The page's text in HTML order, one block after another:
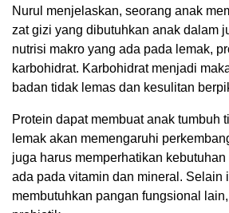
Nurul menjelaskan, seorang anak
zat gizi yang dibutuhkan anak dalam
nutrisi makro yang ada pada lemak,
karbohidrat. Karbohidrat menjadi
badan tidak lemas dan kesulitan
Protein dapat membuat anak tumbuh
lemak akan memengaruhi
juga harus memperhatikan
ada pada vitamin dan mineral. Selain
membutuhkan pangan fungsional